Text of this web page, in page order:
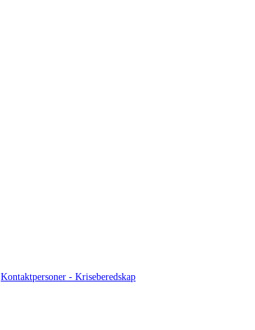
Kontaktpersoner - Kriseberedskap